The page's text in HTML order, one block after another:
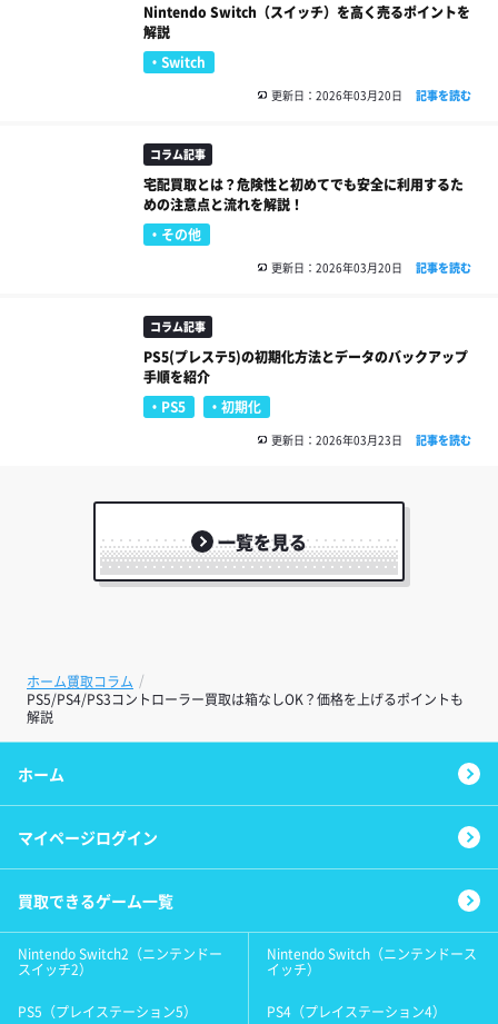
Nintendo Switch（スイッチ）を高く売るポイントを
解説
Switch
更新日：2026年03月20日 記事を読む
コラム記事
宅配買取とは？危険性と初めてでも安全に利用するた
めの注意点と流れを解説！
その他
更新日：2026年03月20日 記事を読む
コラム記事
PS5(プレステ5)の初期化方法とデータのバックアップ
手順を紹介
PS5
初期化
更新日：2026年03月23日 記事を読む
一覧を見る
ホーム買取コラム
PS5/PS4/PS3コントローラー買取は箱なしOK？価格を上げるポイントも
解説
ホーム
マイページログイン
買取できるゲーム一覧
Nintendo Switch2（ニンテンドー
スイッチ2）
Nintendo Switch（ニンテンドース
イッチ）
PS5（プレイステーション5） PS4（プレイステーション4）